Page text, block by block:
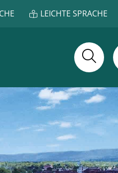
LEICHTE SPRACHE